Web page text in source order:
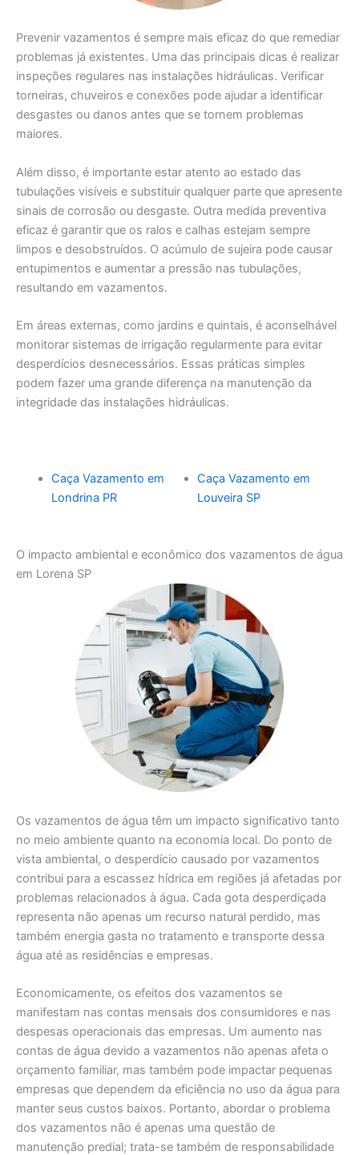
Prevenir vazamentos é sempre mais eficaz do que remediar
problemas já existentes. Uma das principais dicas é realizar
inspeções regulares nas instalações hidráulicas. Verificar
torneiras, chuveiros e conexões pode ajudar a identificar
desgastes ou danos antes que se tornem problemas
maiores.
Além disso, é importante estar atento ao estado das
tubulações visíveis e substituir qualquer parte que apresente
sinais de corrosão ou desgaste. Outra medida preventiva
eficaz é garantir que os ralos e calhas estejam sempre
limpos e desobstruídos. O acúmulo de sujeira pode causar
entupimentos e aumentar a pressão nas tubulações,
resultando em vazamentos.
Em áreas externas, como jardins e quintais, é aconselhável
monitorar sistemas de irrigação regularmente para evitar
desperdícios desnecessários. Essas práticas simples
podem fazer uma grande diferença na manutenção da
integridade das instalações hidráulicas.
Caça Vazamento em
Londrina PR
Caça Vazamento em
Louveira SP
O impacto ambiental e econômico dos vazamentos de água
em Lorena SP
Os vazamentos de água têm um impacto significativo tanto
no meio ambiente quanto na economia local. Do ponto de
vista ambiental, o desperdício causado por vazamentos
contribui para a escassez hídrica em regiões já afetadas por
problemas relacionados à água. Cada gota desperdiçada
representa não apenas um recurso natural perdido, mas
também energia gasta no tratamento e transporte dessa
água até as residências e empresas.
Economicamente, os efeitos dos vazamentos se
manifestam nas contas mensais dos consumidores e nas
despesas operacionais das empresas. Um aumento nas
contas de água devido a vazamentos não apenas afeta o
orçamento familiar, mas também pode impactar pequenas
empresas que dependem da eficiência no uso da água para
manter seus custos baixos. Portanto, abordar o problema
dos vazamentos não é apenas uma questão de
manutenção predial; trata-se também de responsabilidade